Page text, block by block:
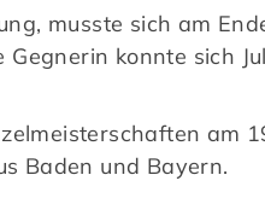
musste sich am
konnte sich
am
Baden und Bayern.